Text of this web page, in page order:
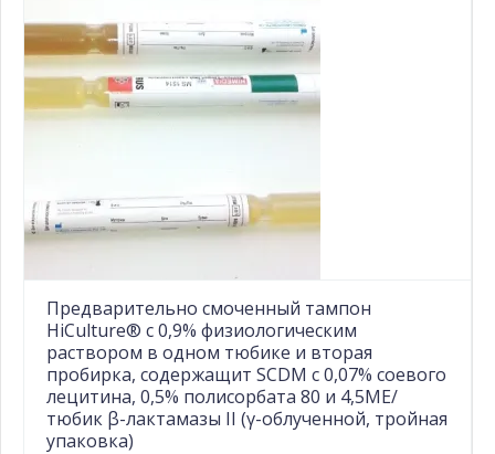
Предварительно смоченный тампон
HiCulture® с 0,9% физиологическим
раствором в одном тюбике и вторая
пробирка, содержащит SCDM с 0,07% соевого
лецитина, 0,5% полисорбата 80 и 4,5МЕ/
тюбик β-лактамазы II (γ-облученной, тройная
упаковка)